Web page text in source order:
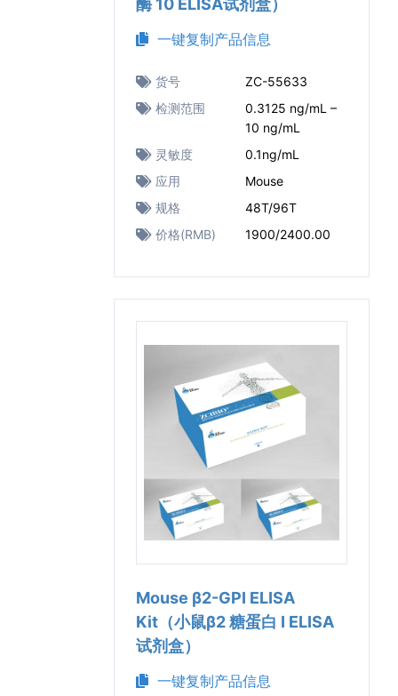
酶 10 ELISA试剂盒）
一键复制产品信息
货号
ZC-55633
检测范围
0.3125 ng/mL –
10 ng/mL
灵敏度
0.1ng/mL
应用
Mouse
规格
48T/96T
价格(RMB)
1900/2400.00
Mouse β2-GPI ELISA
Kit（小鼠β2 糖蛋白 I ELISA
试剂盒）
一键复制产品信息